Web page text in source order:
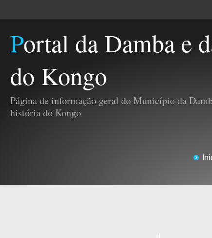
Portal da Damba e da História
do Kongo
Página de informação geral do Município da
história do Kongo